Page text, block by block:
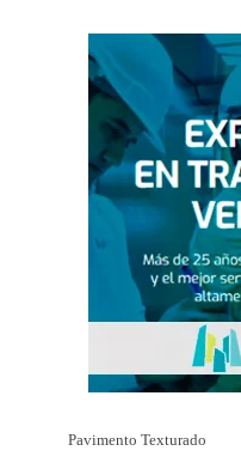
Pavimento Texturado